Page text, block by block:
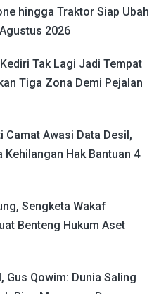
hingga Traktor Siap Ubah
2026
Tak Lagi Jadi Tempat
Tiga Zona Demi Pejalan
Camat Awasi Data Desil,
Kehilangan Hak Bantuan 4
Sengketa Wakaf
Benteng Hukum Aset
Gus Qowim: Dunia Saling